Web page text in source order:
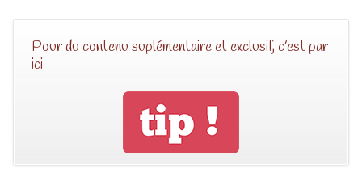
Pour du contenu suplémentaire et exclusif, c’est par
ici